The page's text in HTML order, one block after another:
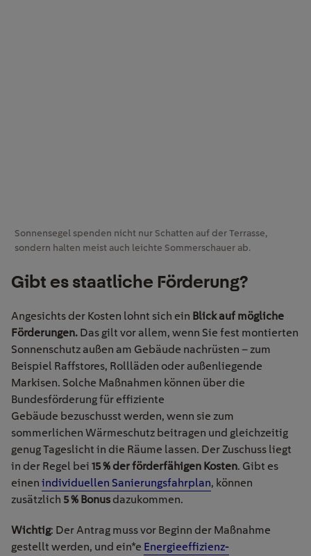
Sonnensegel spenden nicht nur Schatten auf der Terrasse,
sondern halten meist auch leichte Sommerschauer ab.
Gibt es staatliche Förderung?
Angesichts der Kosten lohnt sich ein Blick auf mögliche
Förderungen. Das gilt vor allem, wenn Sie fest montierten
Sonnenschutz außen am Gebäude nachrüsten – zum
Beispiel Raffstores, Rollläden oder außenliegende
Markisen. Solche Maßnahmen können über die
Bundesförderung für effiziente
Gebäude bezuschusst werden, wenn sie zum
sommerlichen Wärmeschutz beitragen und gleichzeitig
genug Tageslicht in die Räume lassen. Der Zuschuss liegt
in der Regel bei 15 % der förderfähigen Kosten. Gibt es
einen individuellen Sanierungsfahrplan, können
zusätzlich 5 % Bonus dazukommen.
Wichtig: Der Antrag muss vor Beginn der Maßnahme
gestellt werden, und ein*e Energieeffizienz-